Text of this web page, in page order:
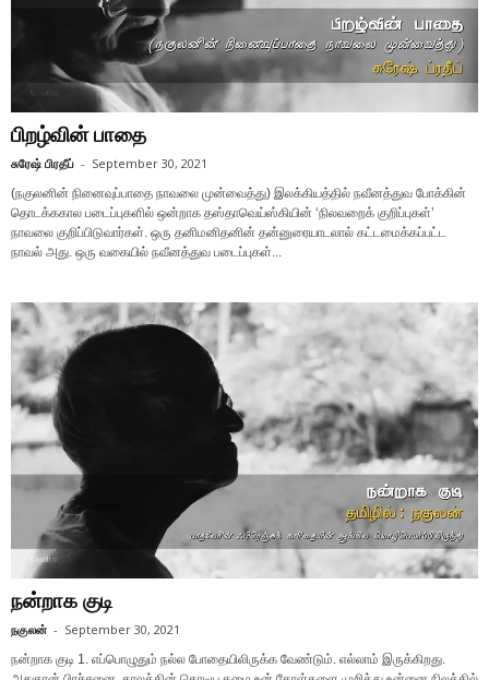
பிறழ்வின் பாதை
சுரேஷ் பிரதீப் - September 30, 2021
(நகுலனின் நினைவுப்பாதை நாவலை முன்வைத்து) இலக்கியத்தில் நவீனத்துவ போக்கின்
தொடக்ககால படைப்புகளில் ஒன்றாக தஸ்தாவெய்ஸ்கியின் ‘நிலவறைக் குறிப்புகள்’
நாவலை குறிப்பிடுவார்கள். ஒரு தனிமனிதனின் தன்னுரையாடலால் கட்டமைக்கப்பட்ட
நாவல் அது. ஒரு வகையில் நவீனத்துவ படைப்புகள்...
நன்றாக குடி
நகுலன் - September 30, 2021
நன்றாக குடி 1. எப்பொழுதும் நல்ல போதையிலிருக்க வேண்டும். எல்லாம் இருக்கிறது.